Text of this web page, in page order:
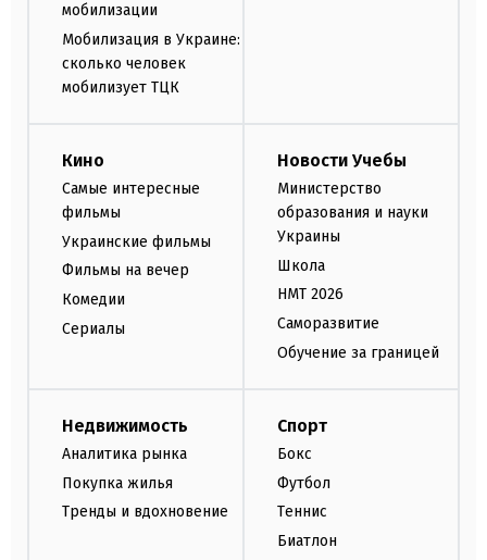
мобилизации
Мобилизация в Украине:
сколько человек
мобилизует ТЦК
Кино
Самые интересные
фильмы
Украинские фильмы
Фильмы на вечер
Комедии
Сериалы
Новости Учебы
Министерство
образования и науки
Украины
Школа
НМТ 2026
Саморазвитие
Обучение за границей
Недвижимость
Аналитика рынка
Покупка жилья
Тренды и вдохновение
Спорт
Бокс
Футбол
Теннис
Биатлон